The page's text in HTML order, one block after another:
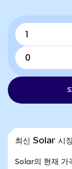
최신 Solar 시
Solar의 현재 가